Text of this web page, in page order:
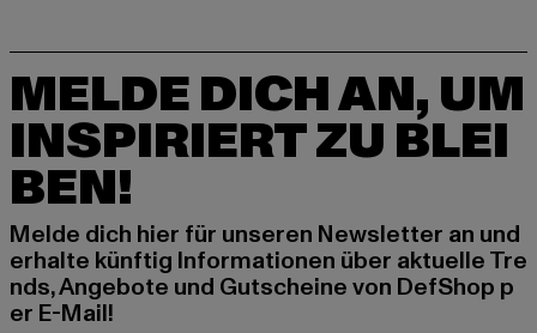
MELDE DICH AN, UM
INSPIRIERT ZU BLEI
BEN!
Melde dich hier für unseren Newsletter an und
erhalte künftig Informationen über aktuelle Tre
nds, Angebote und Gutscheine von DefShop p
er E-Mail!